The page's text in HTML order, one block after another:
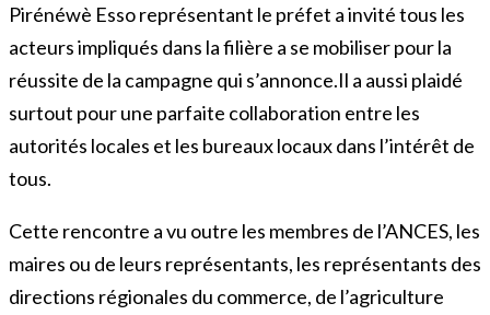
Pirénéwè Esso représentant le préfet a invité tous les
acteurs impliqués dans la filière a se mobiliser pour la
réussite de la campagne qui s’annonce.Il a aussi plaidé
surtout pour une parfaite collaboration entre les
autorités locales et les bureaux locaux dans l’intérêt de
tous.
Cette rencontre a vu outre les membres de l’ANCES, les
maires ou de leurs représentants, les représentants des
directions régionales du commerce, de l’agriculture